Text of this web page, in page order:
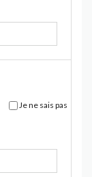
Je ne sais pas